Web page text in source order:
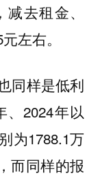
去租金、
左右。
同样是低利
2024年以
为1788.1万
而同样的报